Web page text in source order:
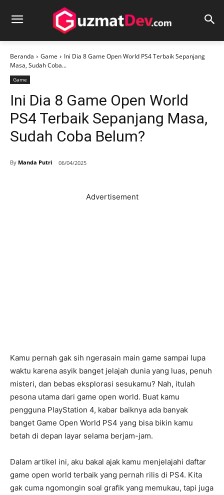
Beranda Game
Ini Dia 8 Game Open World PS4 Terbaik Sepanjang
Masa, Sudah Coba...
Game
Ini Dia 8 Game Open World
PS4 Terbaik Sepanjang Masa,
Sudah Coba Belum?
By Manda Putri 06/04/2025
Advertisement
Kamu pernah gak sih ngerasain main game sampai lupa
waktu karena asyik banget jelajah dunia yang luas, penuh
misteri, dan bebas eksplorasi sesukamu? Nah, itulah
pesona utama dari game open world. Buat kamu
pengguna PlayStation 4, kabar baiknya ada banyak
banget Game Open World PS4 yang bisa bikin kamu
betah di depan layar selama berjam-jam.
Dalam artikel ini, aku bakal ajak kamu menjelajahi daftar
game open world terbaik yang pernah rilis di PS4. Kita
gak cuma ngomongin soal grafik yang memukau, tapi juga